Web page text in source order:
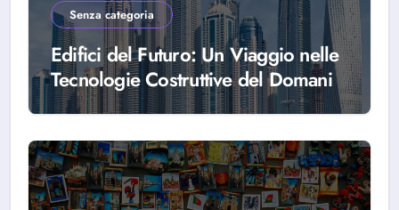
Senza categoria
Edifici del Futuro: Un Viaggio nelle
Tecnologie Costruttive del Domani